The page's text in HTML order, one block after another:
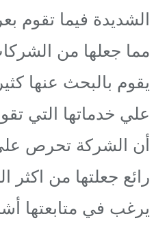
الشديدة فيما تقوم
مما جعلها من
يقوم بالبحث عنها
علي خدماتها التي
أن الشركة تحرص
رائع جعلتها من اكثر
يرغب في متابعتها